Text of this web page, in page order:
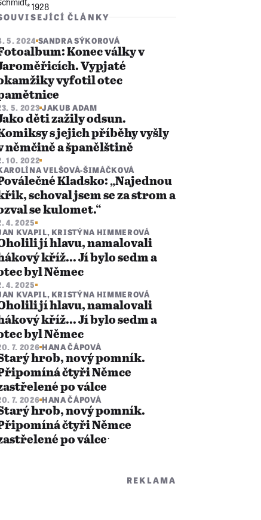
* 1928
ČLÁNKY
5. 2024 SANDRA SÝKOROVÁ
Konec války v
Vypjaté
vyfotil otec
5. 2023 JAKUB ADAM
děti zažily odsun.
s jejich příběhy vyšly
němčině a španělštině
10. 2022
VELŠOVÁ-ŠIMÁČKOVÁ
Kladsko: „Najednou
schoval jsem se za strom a
se kulomet.“
4. 2025
KVAPIL, KRISTÝNA HIMMEROVÁ
jí hlavu, namalovali
kříž... Jí bylo sedm a
byl Němec
4. 2025
KVAPIL, KRISTÝNA HIMMEROVÁ
jí hlavu, namalovali
kříž... Jí bylo sedm a
byl Němec
7. 2026 HANA ČÁPOVÁ
hrob, nový pomník.
čtyři Němce
po válce
7. 2026 HANA ČÁPOVÁ
hrob, nový pomník.
čtyři Němce
po válceˑ
REKLAMA